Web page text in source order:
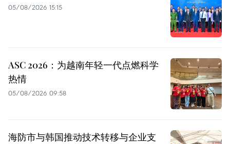
05/08/2026 15:15
ASC 2026：为越南年轻一代点燃科学
热情
05/08/2026 09:58
海防市与韩国推动技术转移与企业支